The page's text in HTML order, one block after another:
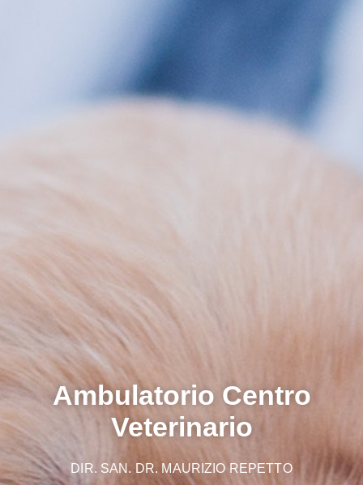
Ambulatorio Centro
Veterinario
DIR. SAN. DR. MAURIZIO REPETTO